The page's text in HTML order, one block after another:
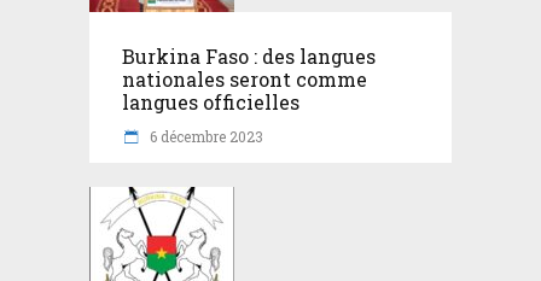
Burkina Faso : des langues
nationales seront comme
langues officielles
6 décembre 2023